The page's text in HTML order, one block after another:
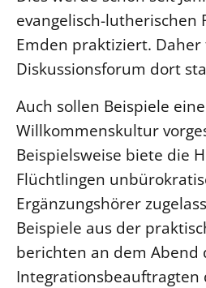
evangelisch-lutherischen
Emden praktiziert. Daher
Diskussionsforum dort
Auch sollen Beispiele
Willkommenskultur
Beispielsweise biete die
Flüchtlingen
Ergänzungshörer
Beispiele aus der
berichten an dem Abend
Integrationsbeauftragten
Öffentlichkeitsarbeit
Personalausschuss
Projektmanagement
Recht
Terminstundenplaner